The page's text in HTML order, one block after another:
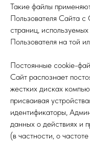
Такие файлы
Пользователя Сайта
страниц,
Пользователя на той
Постоянные cookie-
Сайт распознает
жестких дисках
присваивая
идентификаторы,
данных о действиях и
(в частности, о